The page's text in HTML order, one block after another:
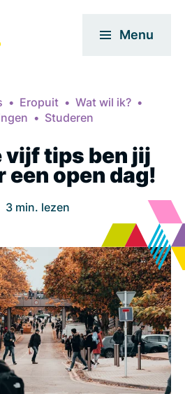
Menu
Eropuit
Wat wil ik?
Studeren
vijf tips ben jij
een open dag!
3 min. lezen